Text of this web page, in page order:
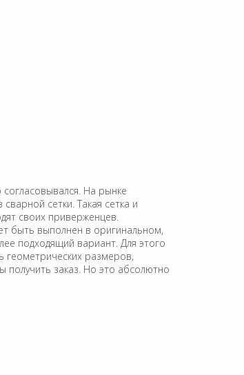
На рынке
сетки. Такая сетка и
своих приверженцев.
быть выполнен в оригинальном,
подходящий вариант. Для этого
геометрических размеров,
получить заказ. Но это абсолютно